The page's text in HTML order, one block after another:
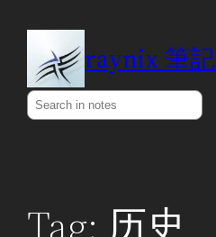
content
raynix 筆記
Search